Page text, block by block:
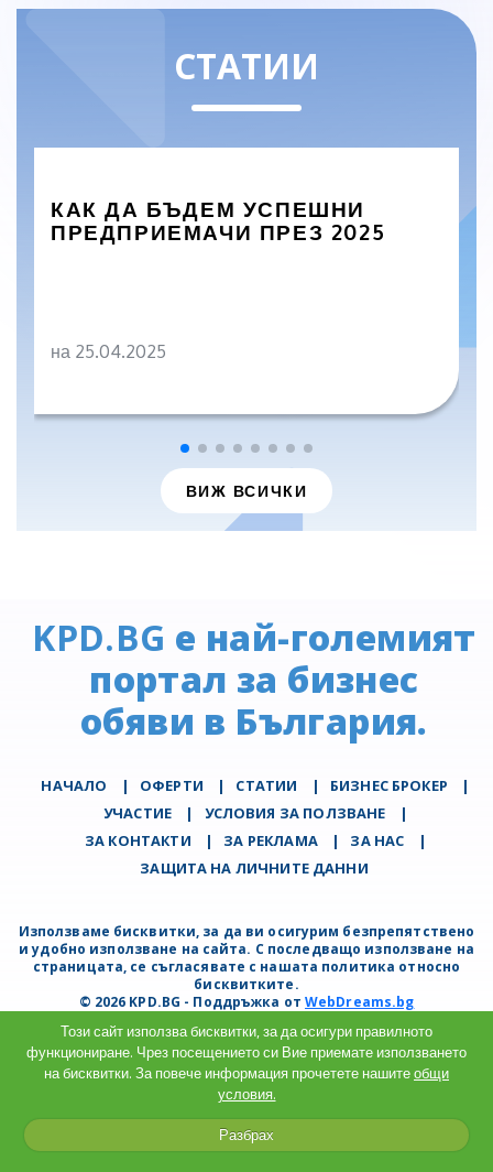
СТАТИИ
КАК ДА БЪДЕМ УСПЕШНИ
ПРЕДПРИЕМАЧИ ПРЕЗ 2025
на 25.04.2025
ВИЖ ВСИЧКИ
KPD.BG е най-големият
портал за бизнес
обяви в България.
НАЧАЛО | ОФЕРТИ | СТАТИИ | БИЗНЕС БРОКЕР
|
УЧАСТИЕ
| УСЛОВИЯ ЗА ПОЛЗВАНЕ
|
ЗА КОНТАКТИ
| ЗА РЕКЛАМА | ЗА НАС
|
ЗАЩИТА НА ЛИЧНИТЕ ДАННИ
Използваме бисквитки, за да ви осигурим безпрепятствено
и удобно използване на сайта. С последващо използване на
страницата, се съгласявате с нашата политика относно
бисквитките.
© 2026 KPD.BG - Поддръжка отWebDreams.bg
Този сайт използва бисквитки, за да осигури правилното
функциониране. Чрез посещението си Вие приемате използването
на бисквитки. За повече информация прочетете нашитеобщи
условия.
Разбрах